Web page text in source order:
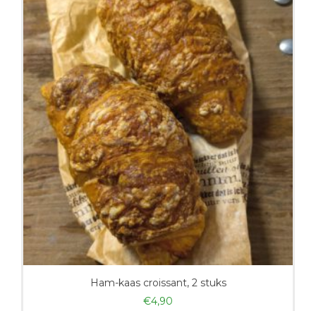
Ham-kaas croissant, 2 stuks
€4,90